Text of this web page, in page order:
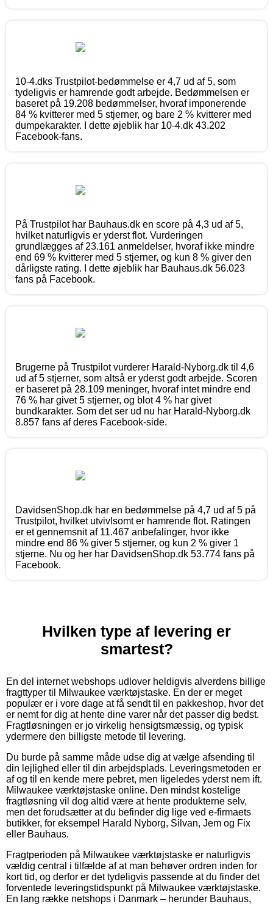
10-4.dks Trustpilot-bedømmelse er 4,7 ud af 5, som
tydeligvis er hamrende godt arbejde. Bedømmelsen er
baseret på 19.208 bedømmelser, hvoraf imponerende
84 % kvitterer med 5 stjerner, og bare 2 % kvitterer med
dumpekarakter. I dette øjeblik har 10-4.dk 43.202
Facebook-fans.
På Trustpilot har Bauhaus.dk en score på 4,3 ud af 5,
hvilket naturligvis er yderst flot. Vurderingen
grundlægges af 23.161 anmeldelser, hvoraf ikke mindre
end 69 % kvitterer med 5 stjerner, og kun 8 % giver den
dårligste rating. I dette øjeblik har Bauhaus.dk 56.023
fans på Facebook.
Brugerne på Trustpilot vurderer Harald-Nyborg.dk til 4,6
ud af 5 stjerner, som altså er yderst godt arbejde. Scoren
er baseret på 28.109 meninger, hvoraf intet mindre end
76 % har givet 5 stjerner, og blot 4 % har givet
bundkarakter. Som det ser ud nu har Harald-Nyborg.dk
8.857 fans af deres Facebook-side.
DavidsenShop.dk har en bedømmelse på 4,7 ud af 5 på
Trustpilot, hvilket utvivlsomt er hamrende flot. Ratingen
er et gennemsnit af 11.467 anbefalinger, hvor ikke
mindre end 86 % giver 5 stjerner, og kun 2 % giver 1
stjerne. Nu og her har DavidsenShop.dk 53.774 fans på
Facebook.
Hvilken type af levering er
smartest?
En del internet webshops udlover heldigvis alverdens billige
fragttyper til Milwaukee værktøjstaske. En der er meget
populær er i vore dage at få sendt til en pakkeshop, hvor det
er nemt for dig at hente dine varer når det passer dig bedst.
Fragtløsningen er jo virkelig hensigtsmæssig, og typisk
ydermere den billigste metode til levering.
Du burde på samme måde udse dig at vælge afsending til
din lejlighed eller til din arbejdsplads. Leveringsmetoden er
af og til en kende mere pebret, men ligeledes yderst nem ift.
Milwaukee værktøjstaske online. Den mindst kostelige
fragtløsning vil dog altid være at hente produkterne selv,
men det forudsætter at du befinder dig lige ved e-firmaets
butikker, for eksempel Harald Nyborg, Silvan, Jem og Fix
eller Bauhaus.
Fragtperioden på Milwaukee værktøjstaske er naturligvis
vældig central i tilfælde af at man behøver ordren inden for
kort tid, og derfor er det tydeligvis passende at du finder det
forventede leveringstidspunkt på Milwaukee værktøjstaske.
En lang række netshops i Danmark – herunder Bauhaus,